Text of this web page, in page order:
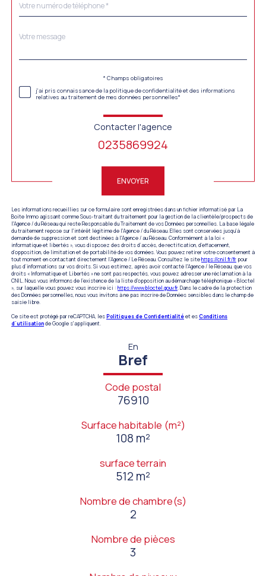
*
Fieldset
Message
*
* Champs obligatoires
j'ai pris connaissance de la politique de confidentialité et des informations
relatives au traitement de mes données personnelles*
Contacter l'agence
0235869924
ENVOYER
Les informations recueillies sur ce formulaire sont enregistrées dans un fichier informatisé par La
Boite Immo agissant comme Sous-traitant du traitement pour la gestion de la clientèle/prospects de
l'Agence / du Réseau qui reste Responsable du Traitement de vos Données personnelles. La base légale
du traitement repose sur l'intérêt légitime de l'Agence / du Réseau. Elles sont conservées jusqu'à
demande de suppression et sont destinées à l'Agence / au Réseau. Conformément à la loi «
informatique et libertés », vous disposez des droits d’accès, de rectification, d’effacement,
d’opposition, de limitation et de portabilité de vos données. Vous pouvez retirer votre consentement à
tout moment en contactant directement l’Agence / Le Réseau. Consultez le sitehttps://cnil.fr/fr pour
plus d’informations sur vos droits. Si vous estimez, après avoir contacté l'Agence / le Réseau, que vos
droits « Informatique et Libertés » ne sont pas respectés, vous pouvez adresser une réclamation à la
CNIL. Nous vous informons de l’existence de la liste d'opposition au démarchage téléphonique « Bloctel
», sur laquelle vous pouvez vous inscrire ici : https://www.bloctel.gouv.fr. Dans le cadre de la protection
des Données personnelles, nous vous invitons à ne pas inscrire de Données sensibles dans le champ de
saisie libre.
Ce site est protégé par reCAPTCHA, lesPolitiques de Confidentialitéet esConditions
d'utilisationde Google s'appliquent.
En
Bref
Code postal
76910
Surface habitable (m²)
108 m²
surface terrain
512 m²
Nombre de chambre(s)
2
Nombre de pièces
3